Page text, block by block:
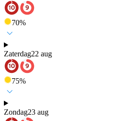
70%
Zaterdag22 aug
75%
Zondag23 aug